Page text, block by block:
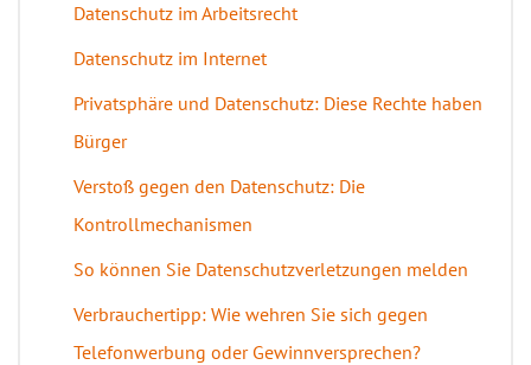
Datenschutz im Arbeitsrecht
Datenschutz im Internet
Privatsphäre und Datenschutz: Diese Rechte haben
Bürger
Verstoß gegen den Datenschutz: Die
Kontrollmechanismen
So können Sie Datenschutzverletzungen melden
Verbrauchertipp: Wie wehren Sie sich gegen
Telefonwerbung oder Gewinnversprechen?